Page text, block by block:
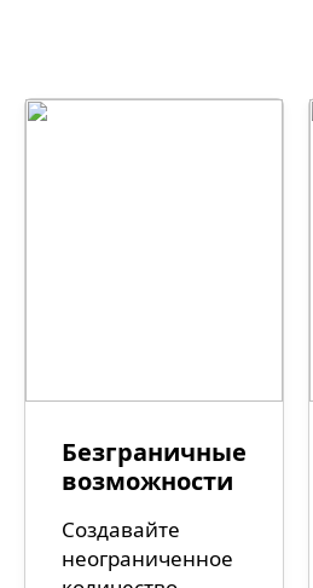
Безграничные
возможности
Создавайте
неограниченное